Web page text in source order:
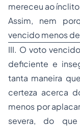
mereceu ao
Assim, nem
vencido menos
III. O voto
deficiente e
tanta maneira
certeza acerca
menos por
severa, do